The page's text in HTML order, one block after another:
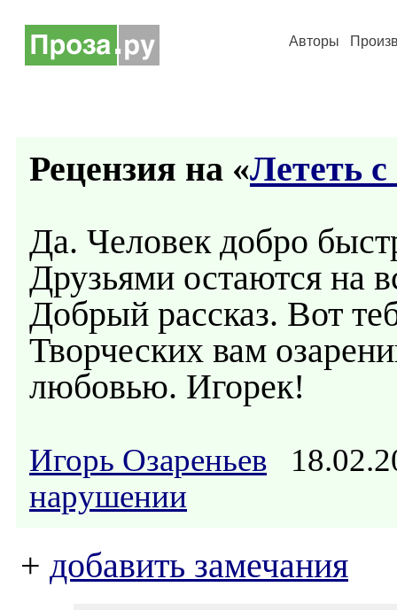
Авторы
Рецензия на «Лететь
Да. Человек добро
Друзьями остаются на
Добрый рассказ. Вот
Творческих вам
любовью. Игорек!
Игорь Озареньев
нарушении
+ добавить замечания